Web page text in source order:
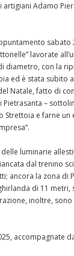
Adamo
lavorate
diametro, con la
ed è stata subito
Natale, fatto di
–
e farne un
luminarie
dal trenino
ancora la zona di
di 11 metri,
inoltre,
accompagnate